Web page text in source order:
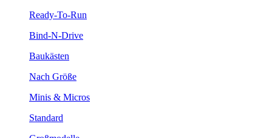
Ready-To-Run
Bind-N-Drive
Baukästen
Nach Größe
Minis & Micros
Standard